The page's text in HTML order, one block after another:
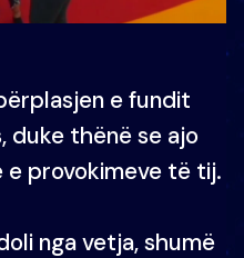
e fundit
duke thënë se ajo
provokimeve të tij.
nga vetja, shumë